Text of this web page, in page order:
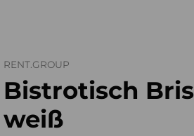
RENT.GROUP
Bistrotisch
weiß